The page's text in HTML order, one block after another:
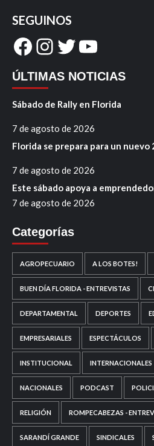
SEGUINOS
Facebook
Instagram
Twitter
YouTube
ÚLTIMAS NOTICIAS
Sábado de Rally en Florida
7 de agosto de 2026
Florida se prepara para un nuevo
7 de agosto de 2026
Este sábado apoya a
7 de agosto de 2026
Categorías
AGROPECUARIO A LOS BOTES!
BUEN DÍA FLORIDA - ENTREVISTAS
DEPARTAMENTAL DEPORTES
EMPRESARIALES ESPECTÁCULOS
INSTITUCIONAL INTERNACIONALES
NACIONALES PODCAST
RELIGIÓN ROMPECABEZAS -
SARANDÍ GRANDE SINDICALES